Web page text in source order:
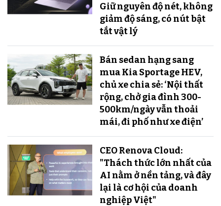
Giữ nguyên độ nét, không
giảm độ sáng, có nút bật
tắt vật lý
Bán sedan hạng sang
mua Kia Sportage HEV,
chủ xe chia sẻ: ‘Nội thất
rộng, chở gia đình 300-
500km/ngày vẫn thoải
mái, đi phố như xe điện’
CEO Renova Cloud:
"Thách thức lớn nhất của
AI nằm ở nền tảng, và đây
lại là cơ hội của doanh
nghiệp Việt"